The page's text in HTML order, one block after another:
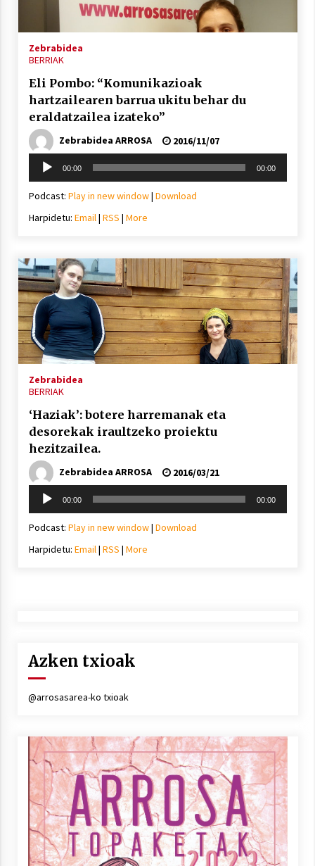
2021/11/25
Mahai-ingurua: irratia, podcastak
eta ondoren zer?
2021/11/12
2021/11/11
Arrosa sareko IX. topaketak!
2021/10/13
2021/10/04
Berria egunkarian elkarrizketa
Hala Bedi irratiko Hizpidea saioan
Arrosaren 20 urteez
2021/07/03
Zebrabidea
BERRIAK
Eli Pombo: “Komunikazioak
hartzailearen barrua ukitu behar du
eraldatzailea izateko”
Zebrabidea ARROSA
2016/11/07
Soinu
erreproduzigailua
00:00 00:00
Podcast: Play in new window| Download
Harpidetu: Email| RSS | More
Zebrabidea
BERRIAK
‘Haziak’: botere harremanak eta
desorekak iraultzeko proiektu
hezitzailea.
Zebrabidea ARROSA
2016/03/21
Soinu
erreproduzigailua
00:00 00:00
Podcast: Play in new window| Download
Harpidetu: Email| RSS | More
Azken txioak
@arrosasarea-ko txioak